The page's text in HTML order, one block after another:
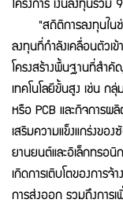
โครงการ เงินลงทุนรวม
"สถิติการลงทุนในช่ว
ลงทุนที่กำลังเคลื่อนตัวเข้
โครงสร้างพื้นฐานที่สำคั
เทคโนโลยีขั้นสูง เช่น ก
หรือ PCB และกิจการผลิ
เสริมความแข็งแกร่งขอ
ยานยนต์และอิเล็กทรอนิ
เกิดการเติบโตของการจ้
การส่งออก รวมถึงการ